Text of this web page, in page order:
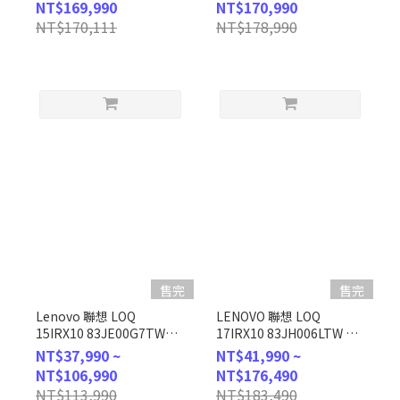
客製化電競筆電
NT$169,990
NT$170,111
客製化電競筆電
NT$170,990
NT$178,990
售完
Lenovo 聯想 LOQ
15IRX10 83JE00G7TW
(i7-
13650HX/12GB/RTX5060-
8GB/512G
NT$37,990 ~
NT$106,990
NT$113,990
售完
LENOVO 聯想 LOQ
17IRX10 83JH006LTW 灰
色 (i7-
13650HX/24G/1TB/RTX5050/
客製化電競筆電
NT$41,990 ~
NT$176,490
NT$183,490